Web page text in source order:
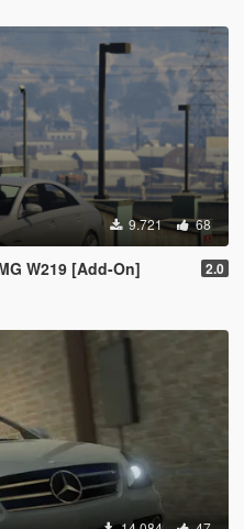
9.721 68
W219 [Add-On] 2.0